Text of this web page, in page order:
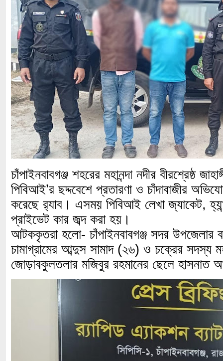
চাঁপাইনবাবগঞ্জ শহরের মহানন্দা নদীর বীরশ্রেষ্ঠ
পিবিআই’র ছদ্দবেশে প্রতারণা ও চাঁদাবাজীর
করেছে র‌্যাব। এসময় পিবিআই লেখা জ্যাকেট,
প্রাইভেট কার জব্দ করা হয়।
আটককৃতরা হলো- চাঁপাইনবাবগঞ্জ সদর উপজেলার
চামাগ্রামের আব্দুস সামাদ (২৬) ও চক্রের সদস্য
জোড়াবকুলতলার মজিবুর রহমানের ছেলে